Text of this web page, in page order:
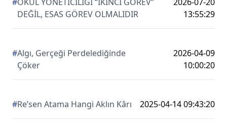
#OKUL YÖNETİCİLİĞİ “İKİNCİ GÖREV”
DEĞİL, ESAS GÖREV OLMALIDIR
2026-07-20
13:55:29
#Algı, Gerçeği Perdelediğinde
Çöker
2026-04-09
10:00:20
#Re’sen Atama Hangi Aklın Kârı 2025-04-14 09:43:20